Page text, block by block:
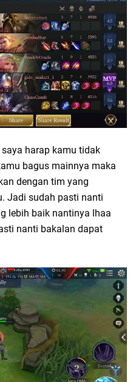
harap kamu tidak
bagus mainnya maka
dengan tim yang
Jadi sudah pasti nanti
lebih baik nantinya lhaa
nanti bakalan dapat